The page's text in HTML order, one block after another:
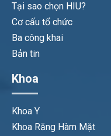
Tại sao chọn HIU?
Cơ cấu tổ chức
Ba công khai
Bản tin
Khoa
Khoa Y
Khoa Răng Hàm Mặt